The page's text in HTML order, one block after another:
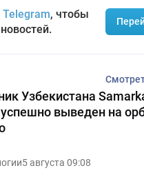
Telegram, чтобы
Узбекистана
выведен на
5 августа 09:08